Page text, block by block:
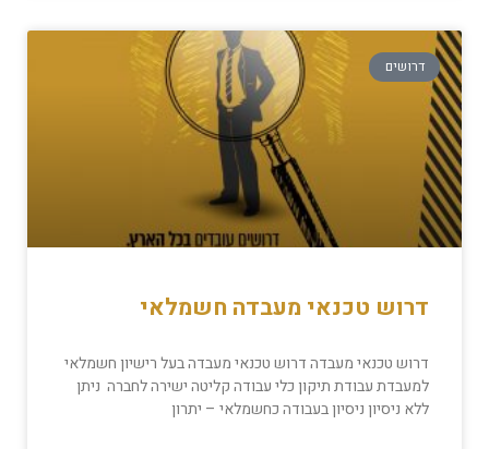
דרושים
דרוש טכנאי מעבדה חשמלאי
דרוש טכנאי מעבדה דרוש טכנאי מעבדה בעל רישיון חשמלאי
למעבדת עבודת תיקון כלי עבודה קליטה ישירה לחברה ניתן
ללא ניסיון ניסיון בעבודה כחשמלאי – יתרון